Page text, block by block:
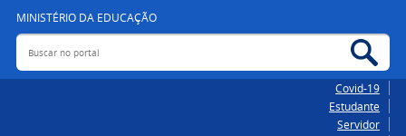
MINISTÉRIO DA EDUCAÇÃO
Buscar no portal
Covid-19
Estudante
Servidor